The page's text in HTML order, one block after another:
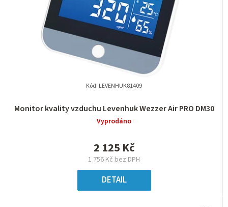
Monitor kvality vzduchu Levenhuk Wezzer Air PRO DM30
Vyprodáno
1 756 Kč bez DPH
2 125 Kč
DETAIL
Kód: LEVENHUK81409